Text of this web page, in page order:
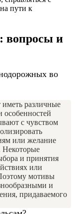
пути к
вопросы и
во
различные
особенностей
с чувством
или желание
и принятия
или
мотивы
и
придаваемого